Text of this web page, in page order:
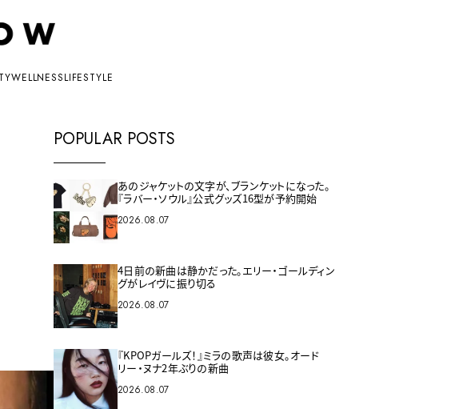
WELLNESSLIFESTYLE
POPULAR POSTS
あのジャケットの文字が、ブランケットになった。
『ラバー・ソウル』公式グッズ16型が予約開始
2026.08.07
4日前の新曲は静かだった。エリー・ゴールディン
グがレイヴに振り切る
2026.08.07
『KPOPガールズ！』ミラの歌声は彼女。オード
リー・ヌナ2年ぶりの新曲
2026.08.07